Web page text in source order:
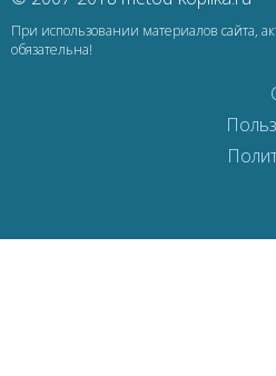
При использовании материалов сайта,
обязательна!